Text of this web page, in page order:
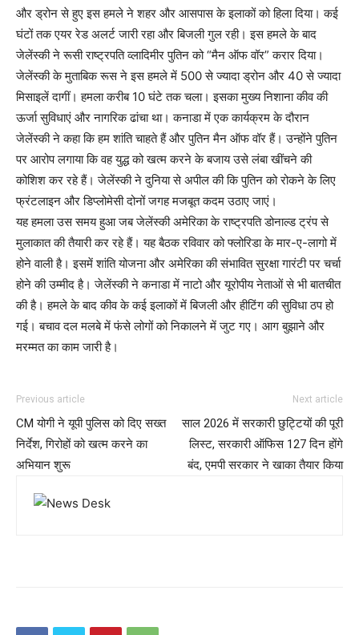
और ड्रोन से हुए इस हमले ने शहर और आसपास के इलाकों को हिला दिया। कई
घंटों तक एयर रेड अलर्ट जारी रहा और बिजली गुल रही। इस हमले के बाद
जेलेंस्की ने रूसी राष्ट्रपति व्लादिमीर पुतिन को “मैन ऑफ वॉर” करार दिया।
जेलेंस्की के मुताबिक रूस ने इस हमले में 500 से ज्यादा ड्रोन और 40 से ज्यादा
मिसाइलें दागीं। हमला करीब 10 घंटे तक चला। इसका मुख्य निशाना कीव की
ऊर्जा सुविधाएं और नागरिक ढांचा था। कनाडा में एक कार्यक्रम के दौरान
जेलेंस्की ने कहा कि हम शांति चाहते हैं और पुतिन मैन ऑफ वॉर हैं। उन्होंने पुतिन
पर आरोप लगाया कि वह युद्ध को खत्म करने के बजाय उसे लंबा खींचने की
कोशिश कर रहे हैं। जेलेंस्की ने दुनिया से अपील की कि पुतिन को रोकने के लिए
फ्रंटलाइन और डिप्लोमेसी दोनों जगह मजबूत कदम उठाए जाएं।
यह हमला उस समय हुआ जब जेलेंस्की अमेरिका के राष्ट्रपति डोनाल्ड ट्रंप से
मुलाकात की तैयारी कर रहे हैं। यह बैठक रविवार को फ्लोरिडा के मार-ए-लागो में
होने वाली है। इसमें शांति योजना और अमेरिका की संभावित सुरक्षा गारंटी पर चर्चा
होने की उम्मीद है। जेलेंस्की ने कनाडा में नाटो और यूरोपीय नेताओं से भी बातचीत
की है। हमले के बाद कीव के कई इलाकों में बिजली और हीटिंग की सुविधा ठप हो
गई। बचाव दल मलबे में फंसे लोगों को निकालने में जुट गए। आग बुझाने और
मरम्मत का काम जारी है।
Previous article
CM योगी ने यूपी पुलिस को दिए सख्त
निर्देश, गिरोहों को खत्म करने का
अभियान शुरू
Next article
साल 2026 में सरकारी छुट्टियों की पूरी
लिस्ट, सरकारी ऑफिस 127 दिन होंगे
बंद, एमपी सरकार ने खाका तैयार किया